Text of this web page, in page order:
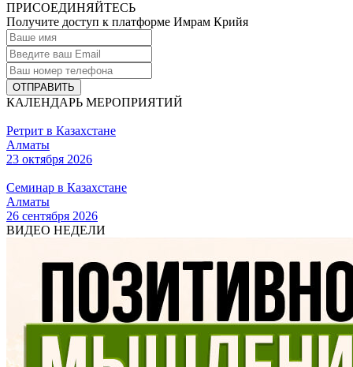
ПРИСОЕДИНЯЙТЕСЬ
Получите доступ к платформе Имрам Крийя
ОТПРАВИТЬ
КАЛЕНДАРЬ МЕРОПРИЯТИЙ
Ретрит в Казахстане
Алматы
23 октября 2026
Семинар в Казахстане
Алматы
26 сентября 2026
ВИДЕО НЕДЕЛИ